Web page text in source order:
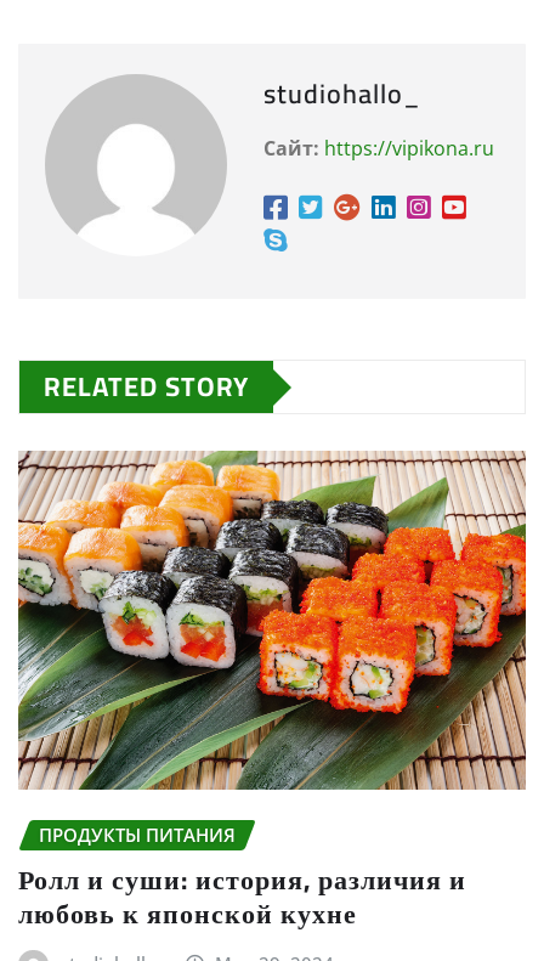
studiohallo_
Сайт: https://vipikona.ru
RELATED STORY
ПРОДУКТЫ ПИТАНИЯ
Ролл и суши: история, различия и
любовь к японской кухне